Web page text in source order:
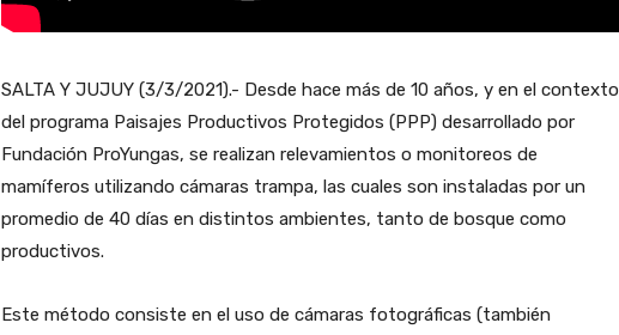
SALTA Y JUJUY (3/3/2021).- Desde hace más de 10 años, y en el contexto
del programa Paisajes Productivos Protegidos (PPP) desarrollado por
Fundación ProYungas, se realizan relevamientos o monitoreos de
mamíferos utilizando cámaras trampa, las cuales son instaladas por un
promedio de 40 días en distintos ambientes, tanto de bosque como
productivos.
Este método consiste en el uso de cámaras fotográficas (también